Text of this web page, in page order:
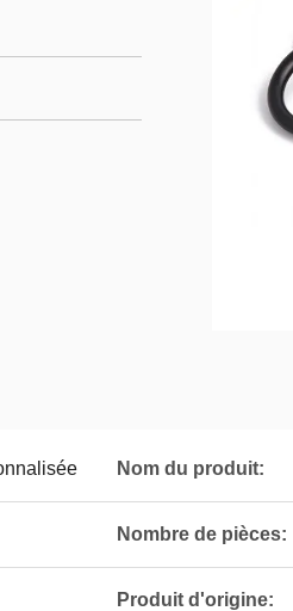
Nom du produit:
Nombre de pièces:
Produit d'origine: